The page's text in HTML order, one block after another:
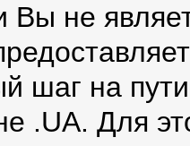
Вы не
шаг на
.UA. Для